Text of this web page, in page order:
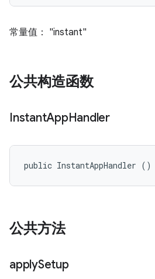
常量值： "instant"
公共构造函数
InstantAppHandler
public InstantAppHandler ()
公共方法
applySetup